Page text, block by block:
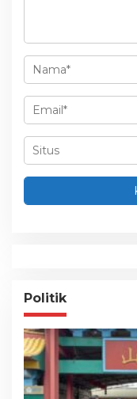
Politik